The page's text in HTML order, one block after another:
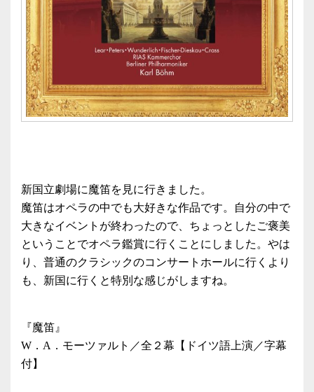
新国立劇場に魔笛を見に行きました。
魔笛はオペラの中でも大好きな作品です。自分の中で
大きなイベントが終わったので、ちょっとしたご褒美
ということでオペラ鑑賞に行くことにしました。やは
り、普通のクラシックのコンサートホールに行くより
も、新国に行くと特別な感じがしますね。
『魔笛』
W．A．モーツァルト／全２幕【ドイツ語上演／字幕
付】